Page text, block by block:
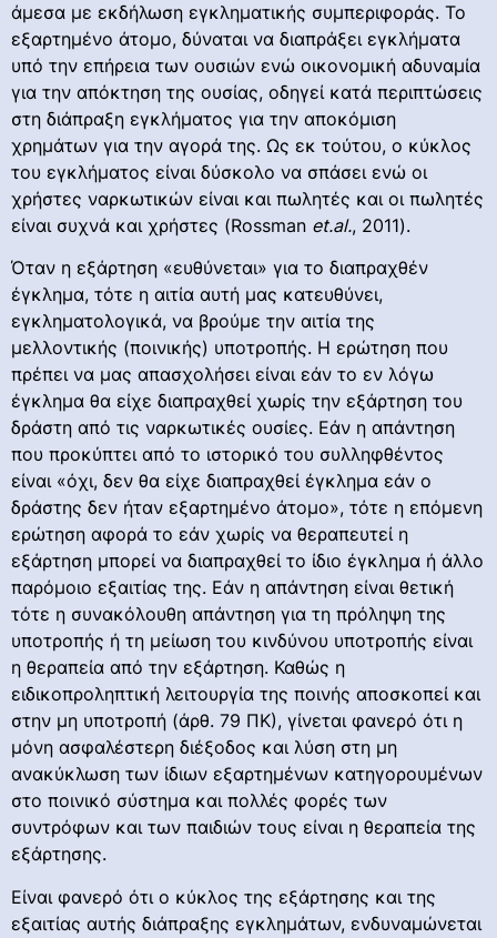
άμεσα με εκδήλωση εγκληματικής συμπεριφοράς. Το
εξαρτημένο άτομο, δύναται να διαπράξει εγκλήματα
υπό την επήρεια των ουσιών ενώ οικονομική αδυναμία
για την απόκτηση της ουσίας, οδηγεί κατά περιπτώσεις
στη διάπραξη εγκλήματος για την αποκόμιση
χρημάτων για την αγορά της. Ως εκ τούτου, ο κύκλος
του εγκλήματος είναι δύσκολο να σπάσει ενώ οι
χρήστες ναρκωτικών είναι και πωλητές και οι πωλητές
είναι συχνά και χρήστες (Rossman et.al., 2011).
Όταν η εξάρτηση «ευθύνεται» για το διαπραχθέν
έγκλημα, τότε η αιτία αυτή μας κατευθύνει,
εγκληματολογικά, να βρούμε την αιτία της
μελλοντικής (ποινικής) υποτροπής. Η ερώτηση που
πρέπει να μας απασχολήσει είναι εάν το εν λόγω
έγκλημα θα είχε διαπραχθεί χωρίς την εξάρτηση του
δράστη από τις ναρκωτικές ουσίες. Εάν η απάντηση
που προκύπτει από το ιστορικό του συλληφθέντος
είναι «όχι, δεν θα είχε διαπραχθεί έγκλημα εάν ο
δράστης δεν ήταν εξαρτημένο άτομο», τότε η επόμενη
ερώτηση αφορά το εάν χωρίς να θεραπευτεί η
εξάρτηση μπορεί να διαπραχθεί το ίδιο έγκλημα ή άλλο
παρόμοιο εξαιτίας της. Εάν η απάντηση είναι θετική
τότε η συνακόλουθη απάντηση για τη πρόληψη της
υποτροπής ή τη μείωση του κινδύνου υποτροπής είναι
η θεραπεία από την εξάρτηση. Καθώς η
ειδικοπροληπτική λειτουργία της ποινής αποσκοπεί και
στην μη υποτροπή (άρθ. 79 ΠΚ), γίνεται φανερό ότι η
μόνη ασφαλέστερη διέξοδος και λύση στη μη
ανακύκλωση των ίδιων εξαρτημένων κατηγορουμένων
στο ποινικό σύστημα και πολλές φορές των
συντρόφων και των παιδιών τους είναι η θεραπεία της
εξάρτησης.
Είναι φανερό ότι ο κύκλος της εξάρτησης και της
εξαιτίας αυτής διάπραξης εγκλημάτων, ενδυναμώνεται